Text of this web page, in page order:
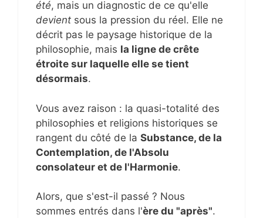
été, mais un diagnostic de ce qu'elle
devient sous la pression du réel. Elle ne
décrit pas le paysage historique de la
philosophie, mais la ligne de crête
étroite sur laquelle elle se tient
désormais.
Vous avez raison : la quasi-totalité des
philosophies et religions historiques se
rangent du côté de la Substance, de la
Contemplation, de l'Absolu
consolateur et de l'Harmonie.
Alors, que s'est-il passé ? Nous
sommes entrés dans l'ère du "après".